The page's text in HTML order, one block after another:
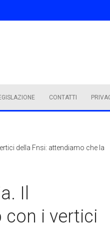
CONTATTI
della Fnsi: attendiamo che la
Il
con i vertici